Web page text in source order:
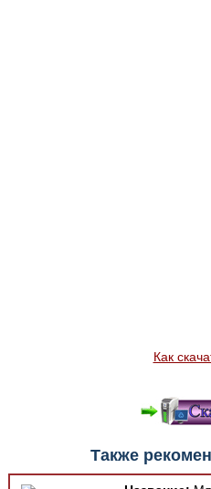
Как
Также